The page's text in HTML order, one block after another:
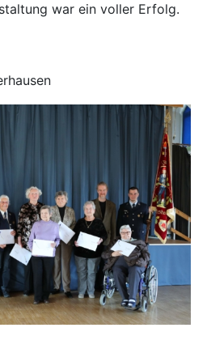
war ein voller Erfolg.